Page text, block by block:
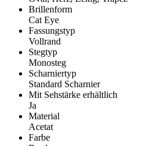
Brillenform
Cat Eye
Fassungstyp
Vollrand
Stegtyp
Monosteg
Scharniertyp
Standard Scharnier
Mit Sehstärke erhältlich
Ja
Material
Acetat
Farbe